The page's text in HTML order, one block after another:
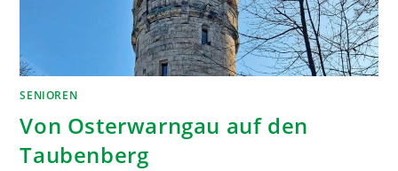
SENIOREN
Von Osterwarngau auf den
Taubenberg